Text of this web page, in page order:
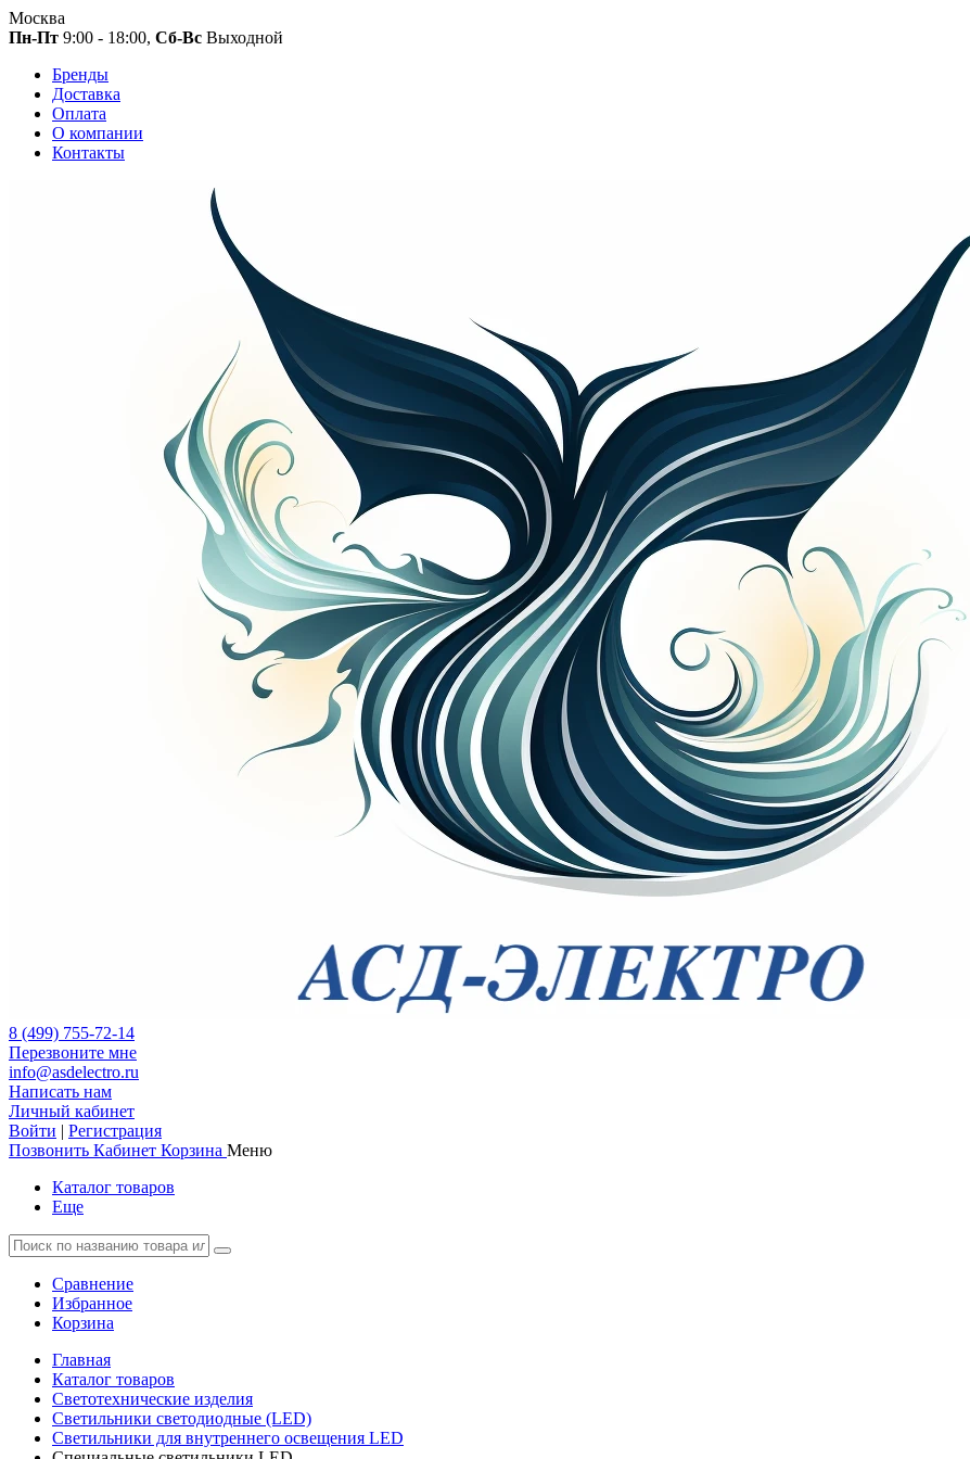
Москва
Пн-Пт 9:00 - 18:00, Сб-Вс Выходной
Бренды
Доставка
Оплата
О компании
Контакты
8 (499) 755-72-14
Перезвоните мне
info@asdelectro.ru
Написать нам
Личный кабинет
Войти | Регистрация
Позвонить Кабинет Корзина Меню
Каталог товаров
Еще
Сравнение
Избранное
Корзина
Главная
Каталог товаров
Светотехнические изделия
Светильники светодиодные (LED)
Светильники для внутреннего освещения LED